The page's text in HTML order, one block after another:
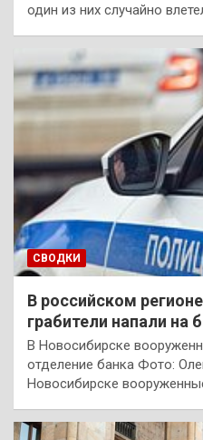
один из них случайно
СВОДКИ
В российском
грабители напали на
В Новосибирске
отделение банка Фото:
Новосибирске